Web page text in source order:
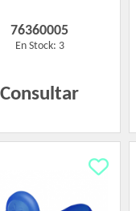
76360005
En Stock: 3
Consultar